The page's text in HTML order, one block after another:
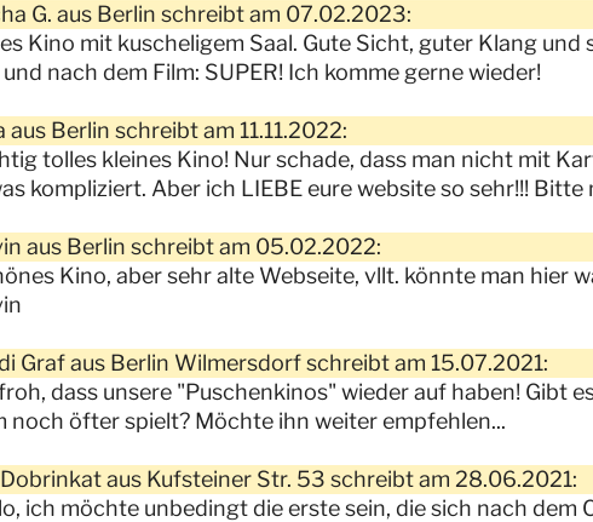
G. aus Berlin schreibt am 07.02.2023:
Kino mit kuscheligem Saal. Gute Sicht, guter Klang und
nach dem Film: SUPER! Ich komme gerne wieder!
aus Berlin schreibt am 11.11.2022:
tolles kleines Kino! Nur schade, dass man nicht mit
kompliziert. Aber ich LIEBE eure website so sehr!!! Bitte
aus Berlin schreibt am 05.02.2022:
Kino, aber sehr alte Webseite, vllt. könnte man hier
Graf aus Berlin Wilmersdorf schreibt am 15.07.2021:
dass unsere "Puschenkinos" wieder auf haben! Gibt
noch öfter spielt? Möchte ihn weiter empfehlen...
Dobrinkat aus Kufsteiner Str. 53 schreibt am 28.06.2021:
ich möchte unbedingt die erste sein, die sich nach